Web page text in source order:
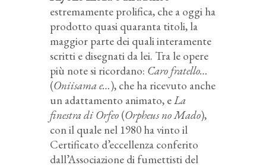
estremamente prolifica, che a oggi ha
prodotto quasi quaranta titoli, la
maggior parte dei quali interamente
scritti e disegnati da lei. Tra le opere
più note si ricordano: Caro fratello…
(Oniisama e…), che ha ricevuto anche
un adattamento animato, eLa
finestra di Orfeo (Orpheus no Mado),
con il quale nel 1980 ha vinto il
Certificato d’eccellenza conferito
dall’Associazione di fumettisti del